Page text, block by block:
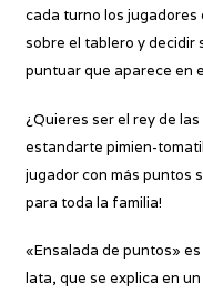
cada turno los
sobre el tablero y decidir
puntuar que aparece en
¿Quieres ser el rey de
estandarte pimien-
jugador con más puntos
para toda la familia!
«Ensalada de puntos»
lata, que se explica en